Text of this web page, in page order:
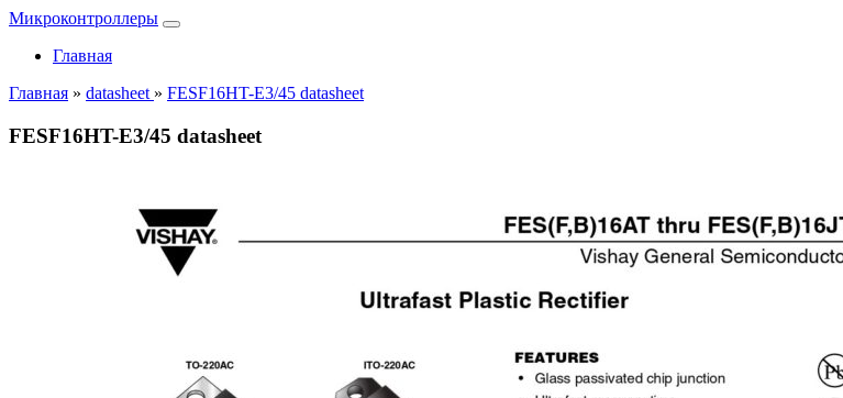
Микроконтроллеры
Главная
Главная » datasheet » FESF16HT-E3/45 datasheet
FESF16HT-E3/45 datasheet